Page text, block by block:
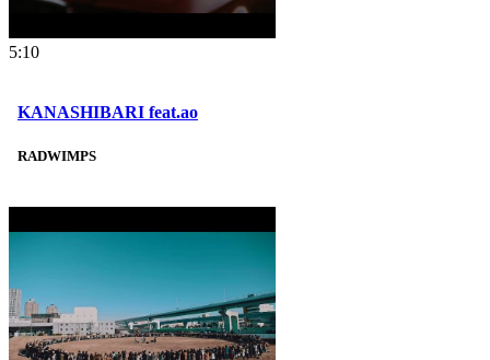
5:10
KANASHIBARI feat.ao
RADWIMPS